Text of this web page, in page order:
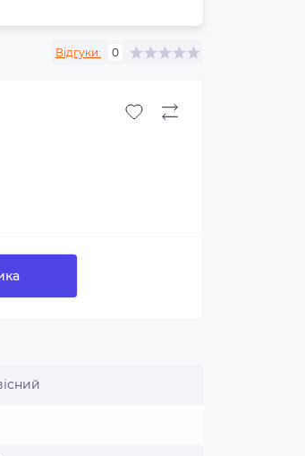
Відгуки: 0